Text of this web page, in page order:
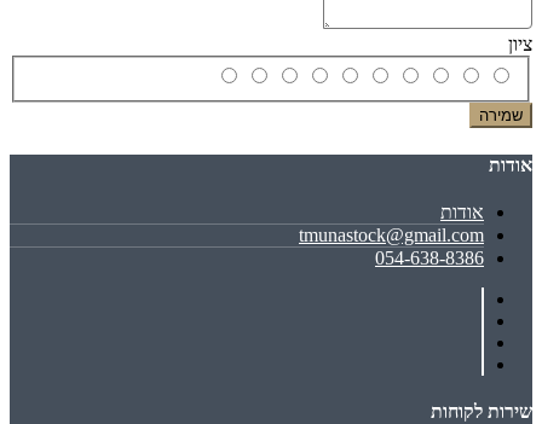
ציון
שמירה
אודות
אודות
tmunastock@gmail.com
054-638-8386
שירות לקוחות